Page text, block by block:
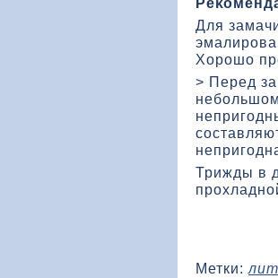
Для
Хорошο
> Перед
Трижды в
Метки: